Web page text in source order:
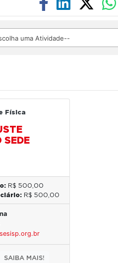
uma Atividade--
Física
SEDE
R$ 500,00
R$ 500,00
SAIBA MAIS!